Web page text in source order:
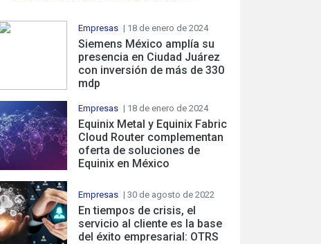
Empresas | 18 de enero de 2024
Siemens México amplía su
presencia en Ciudad Juárez
con inversión de más de 330
mdp
Empresas | 18 de enero de 2024
Equinix Metal y Equinix Fabric
Cloud Router complementan
oferta de soluciones de
Equinix en México
Empresas | 30 de agosto de 2022
En tiempos de crisis, el
servicio al cliente es la base
del éxito empresarial: OTRS